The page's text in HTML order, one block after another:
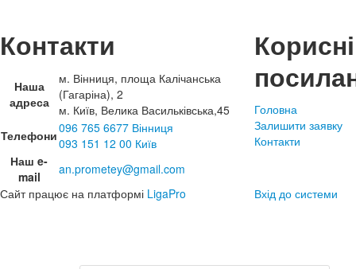
Контакти
Наша
адреса
м. Вінниця, площа Калічанська
(Гагаріна), 2
м. Київ, Велика Васильківська,45
Телефони096 765 6677 Вінниця
093 151 12 00 Київ
Наш e-
mail
an.prometey@gmail.com
Корисні
Головна
Залишити заявку
Контакти
Сайт працює на платформі LigaPro Вхід до системи